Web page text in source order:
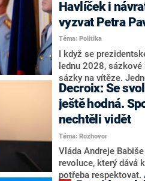
Martin Kuba.
například senátora
součástí klubu ODS
redakce nevyloučil.
Zdeněk Nytra
některých senátorů
nepřítel, ale soupeř.
Havlíček i
vyzvat Petra
Téma: Politika
I když se
lednu 2028,
sázky na vítěze.
hlava státu Petr
zmiňují dva výrazné
Andreje Babiše a
Oblíbeným tipem
Motoristy Filip
o případné
značně pochybuje.
nemá osobu, která
Decroix: Se
ještě hodná.
nechtěli vidět
Téma: Rozhovor
Vláda Andreje
revoluce, který dává
potřeba